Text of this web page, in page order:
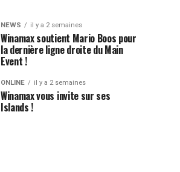
NEWS il y a 2 semaines
Winamax soutient Mario Boos pour
la dernière ligne droite du Main
Event !
ONLINE il y a 2 semaines
Winamax vous invite sur ses
Islands !